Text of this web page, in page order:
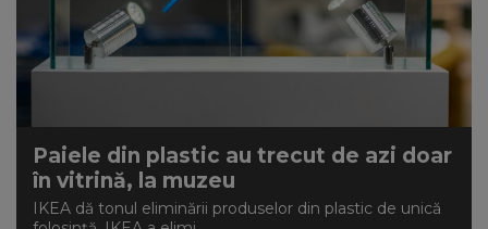
Paiele din plastic au trecut de azi doar
în vitrină, la muzeu
IKEA dă tonul eliminării produselor din plastic de unică